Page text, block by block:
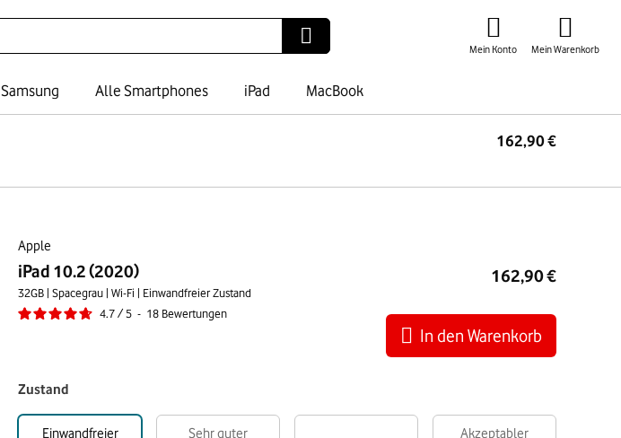
Mein Konto Mein Warenkorb
Samsung Alle Smartphones iPad MacBook
162,90 €
Apple
iPad 10.2 (2020)
32GB | Spacegrau | Wi-Fi | Einwandfreier Zustand
4.7/5 - 18 Bewertungen
162,90 €
In den Warenkorb
Zustand
Einwandfreier
Sehr guter
Akzeptabler